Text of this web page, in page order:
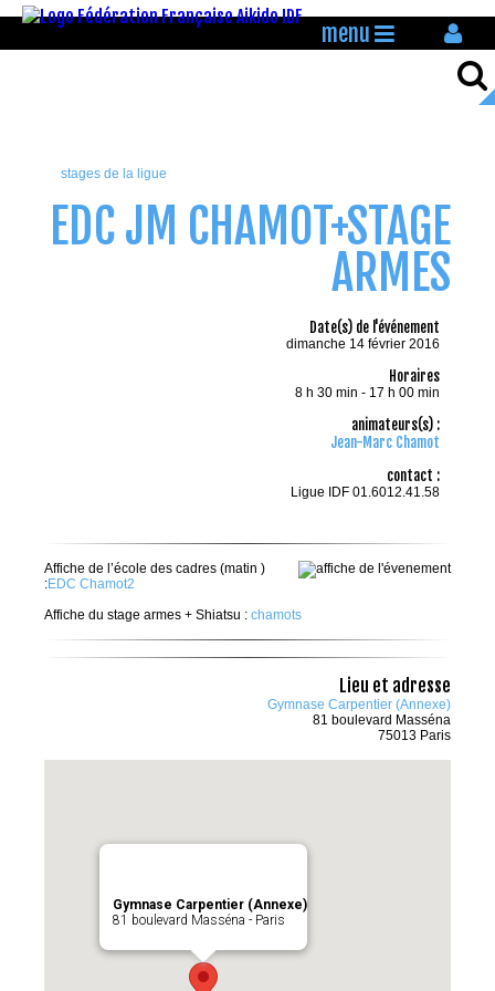
menu
stages de la ligue
EDC JM CHAMOT+STAGE
ARMES
Date(s) de l'événement
dimanche 14 février 2016
Horaires
8 h 30 min - 17 h 00 min
animateurs(s) :
Jean-Marc Chamot
contact :
Ligue IDF 01.6012.41.58
Affiche de l’école des cadres (matin )
:EDC Chamot2
Affiche du stage armes + Shiatsu : chamots
Lieu et adresse
Gymnase Carpentier (Annexe)
81 boulevard Masséna
75013 Paris
Gymnase Carpentier (Annexe)
81 boulevard Masséna - Paris